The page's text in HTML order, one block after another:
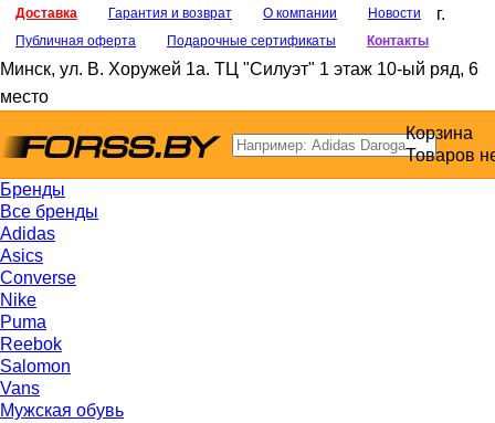
Доставка Гарантия и возврат О компании
Новости
Публичная оферта
Подарочные сертификаты Контакты
г.
Минск, ул. В. Хоружей 1а. ТЦ "Силуэт" 1 этаж 10-ый ряд, 6
место
Корзина
Товаров
Бренды
Все бренды
Adidas
Asics
Converse
Nike
Puma
Reebok
Salomon
Vans
Мужская обувь